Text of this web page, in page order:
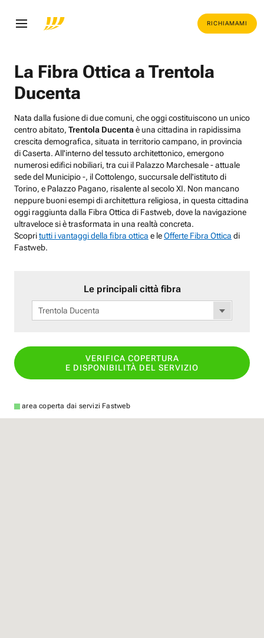
RICHIAMAMI
La Fibra Ottica a Trentola
Ducenta
Nata dalla fusione di due comuni, che oggi costituiscono un unico
centro abitato, Trentola Ducentaè una cittadina in rapidissima
crescita demografica, situata in territorio campano, in provincia
di Caserta. All'interno del tessuto architettonico, emergono
numerosi edifici nobiliari, tra cui il Palazzo Marchesale - attuale
sede del Municipio -, il Cottolengo, succursale dell'istituto di
Torino, e Palazzo Pagano, risalente al secolo XI. Non mancano
neppure buoni esempi di architettura religiosa, in questa cittadina
oggi raggiunta dalla Fibra Ottica di Fastweb, dove la navigazione
ultraveloce si è trasformata in una realtà concreta.
Scopritutti i vantaggi della fibra ottica e leOfferte Fibra Ottica di
Fastweb.
Le principali città fibra
Trentola Ducenta
VERIFICA COPERTURA
E DISPONIBILITÀ DEL SERVIZIO
area coperta dai servizi Fastweb